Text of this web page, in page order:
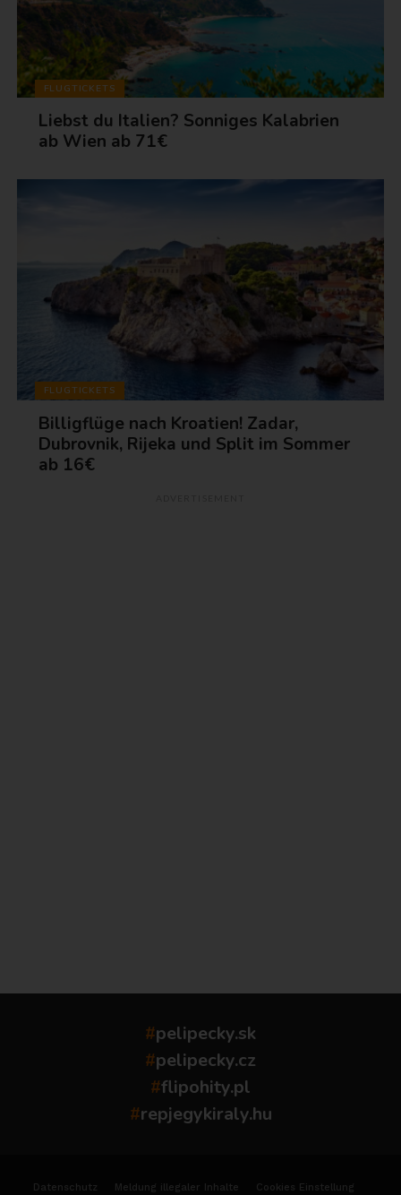
FLUGTICKETS
Liebst du Italien? Sonniges Kalabrien
ab Wien ab 71€
FLUGTICKETS
Billigflüge nach Kroatien! Zadar,
Dubrovnik, Rijeka und Split im Sommer
ab 16€
#pelipecky.sk
#pelipecky.cz
#flipohity.pl
#repjegykiraly.hu
Datenschutz Meldung illegaler Inhalte
Cookies Einstellung